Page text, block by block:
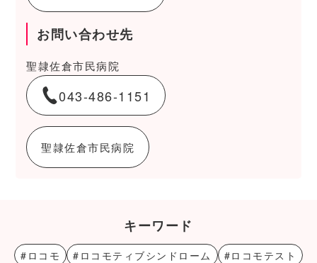
お問い合わせ先
聖隷佐倉市民病院
043-486-1151
聖隷佐倉市民病院
キーワード
#ロコモ #ロコモティブシンドローム
#ロコモテスト